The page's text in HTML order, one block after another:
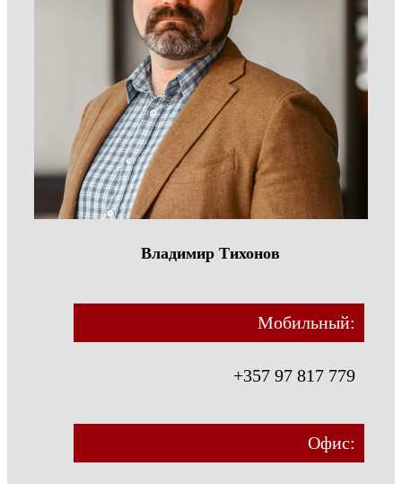
Владимир Тихонов
Мобильный:
+357 97 817 779
Офис: